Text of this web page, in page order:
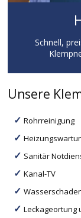
Schnell,
Unsere
Rohrreinigung
Sanitär
Kanal-TV
Leckageortung